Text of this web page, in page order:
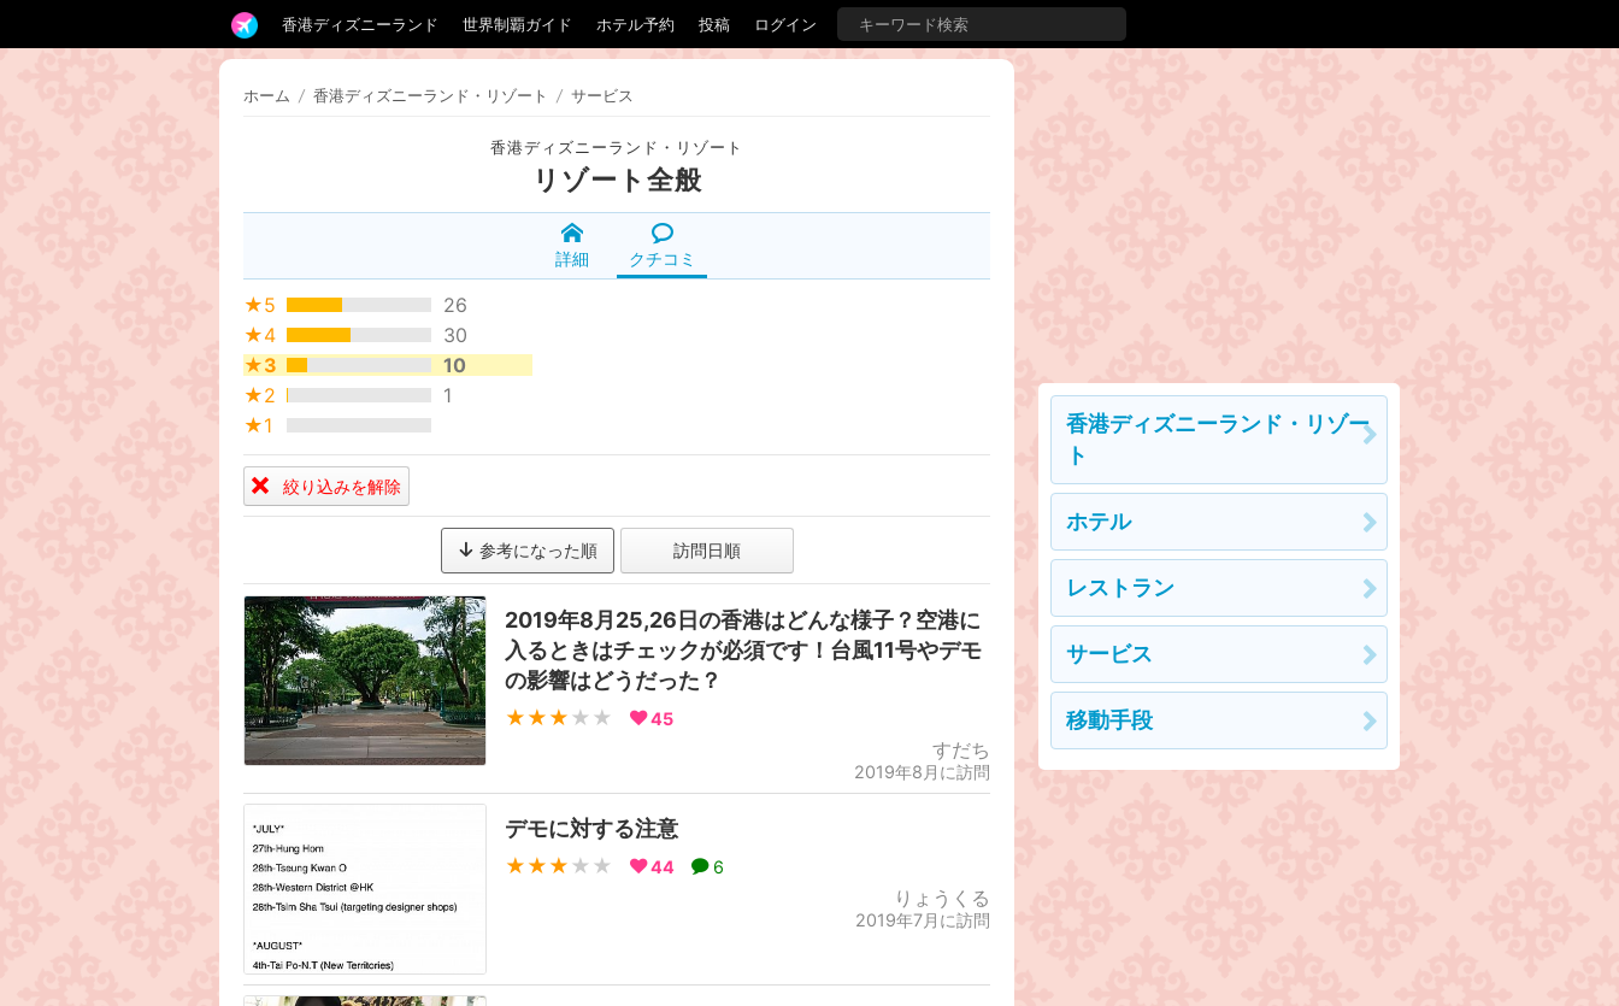
香港ディズニーランド 世界制覇ガイド ホテル予約 投稿 ログイン
ホーム / 香港ディズニーランド・リゾート / サービス
香港ディズニーランド・リゾート
リゾート全般
詳細 クチコミ
★5
26
★4
30
★3
10
★2
1
★1
絞り込みを解除
参考になった順 訪問日順
2019年8月25,26日の香港はどんな様子？空港に
入るときはチェックが必須です！台風11号やデモ
の影響はどうだった？
★★★ ★★ 45
すだち
2019年8月に訪問
デモに対する注意
★★★ ★★ 44 6
りょうくる
2019年7月に訪問
香港ディズニーランド・リゾー
ト
ホテル
レストラン
サービス
移動手段